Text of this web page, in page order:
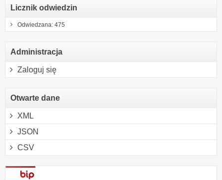
Licznik odwiedzin
Odwiedzana: 475
Administracja
Zaloguj się
Otwarte dane
XML
JSON
CSV